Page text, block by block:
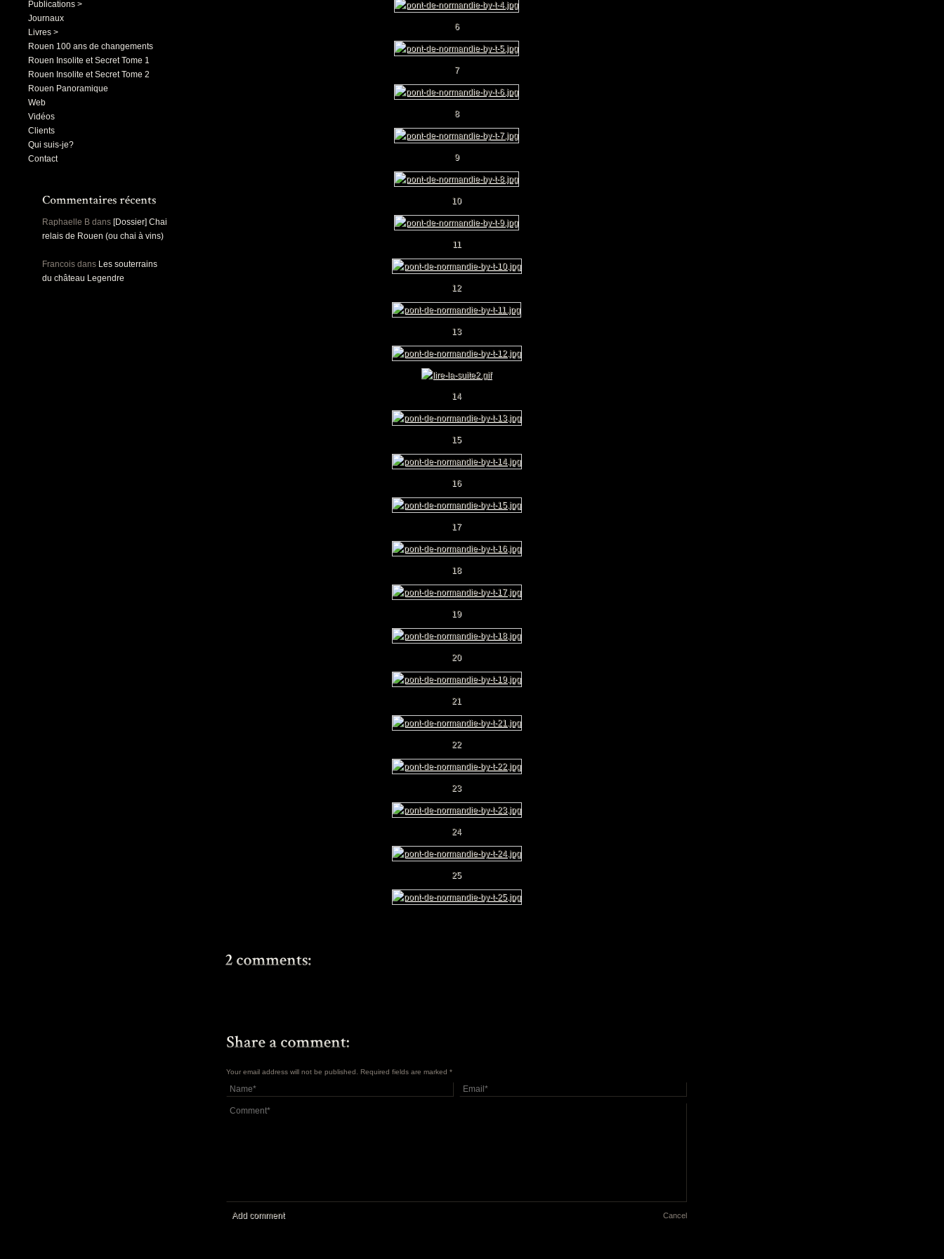
Publications >
Journaux
Livres >
Rouen 100 ans de changements
Rouen Insolite et Secret Tome 1
Rouen Insolite et Secret Tome 2
Rouen Panoramique
Web
Vidéos
Clients
Qui suis-je?
Contact
Raphaelle B dans [Dossier] Chai
relais de Rouen (ou chai à vins)
Francois dans Les souterrains
du château Legendre
6
7
8
9
10
11
12
13
14
15
16
17
18
19
20
21
22
23
24
25
Your email address will not be published. Required fields are marked *
Add comment Cancel